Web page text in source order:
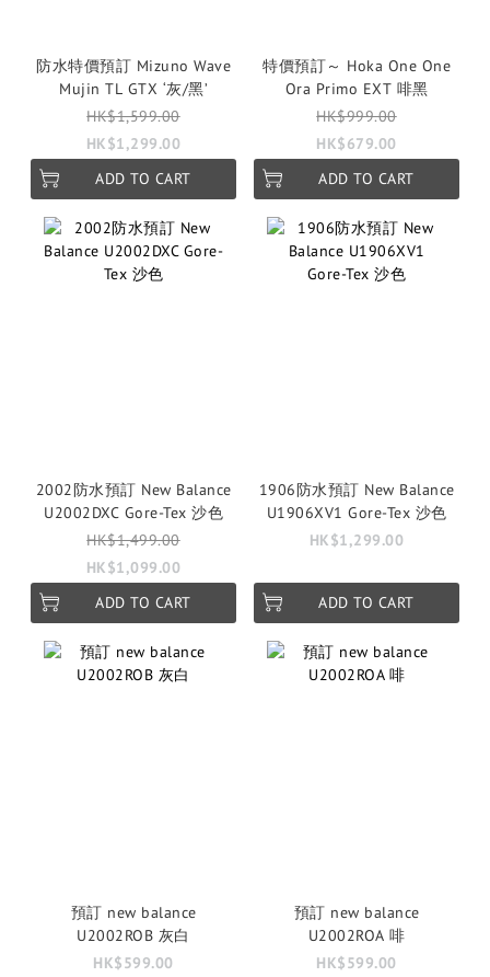
防水特價預訂 Mizuno Wave
Mujin TL GTX ‘灰/黑’
HK$1,599.00
HK$1,299.00
ADD TO CART
特價預訂～ Hoka One One
Ora Primo EXT 啡黑
HK$999.00
HK$679.00
ADD TO CART
2002防水預訂 New Balance
U2002DXC Gore-Tex 沙色
HK$1,499.00
HK$1,099.00
ADD TO CART
1906防水預訂 New Balance
U1906XV1 Gore-Tex 沙色
HK$1,299.00
ADD TO CART
預訂 new balance
U2002ROB 灰白
HK$599.00
預訂 new balance
U2002ROA 啡
HK$599.00